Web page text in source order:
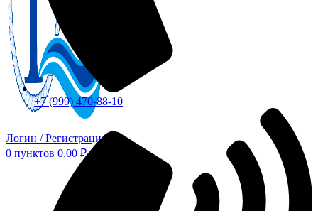
Логин / Регистрация
0 пунктов 0,00 ₽
+7 (999) 470-88-10